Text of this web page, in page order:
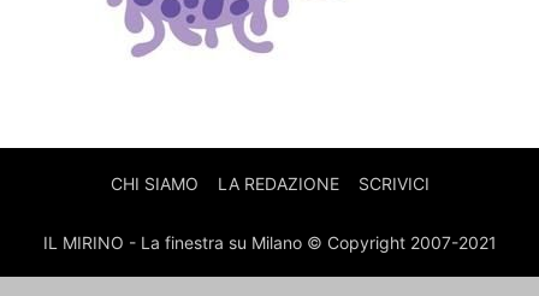
CHI SIAMO LA REDAZIONE SCRIVICI
IL MIRINO - La finestra su Milano © Copyright 2007-2021